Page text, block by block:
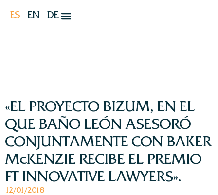
ES EN DE
«EL PROYECTO BIZUM, EN EL
QUE BAÑO LEÓN ASESORÓ
CONJUNTAMENTE CON BAKER
McKENZIE RECIBE EL PREMIO
FT INNOVATIVE LAWYERS».
12/01/2018